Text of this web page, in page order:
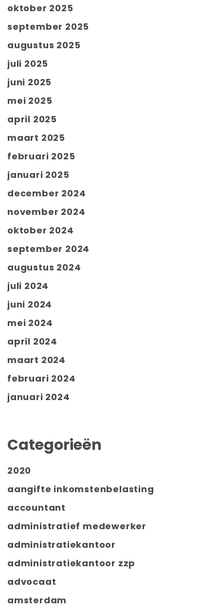
oktober 2025
september 2025
augustus 2025
juli 2025
juni 2025
mei 2025
april 2025
maart 2025
februari 2025
januari 2025
december 2024
november 2024
oktober 2024
september 2024
augustus 2024
juli 2024
juni 2024
mei 2024
april 2024
maart 2024
februari 2024
januari 2024
Categorieën
2020
aangifte inkomstenbelasting
accountant
administratief medewerker
administratiekantoor
administratiekantoor zzp
advocaat
amsterdam